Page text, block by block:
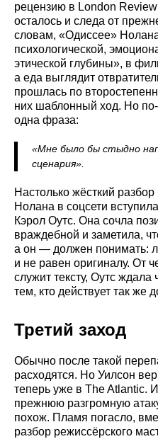
рецензию в London
осталось и следа от
словам, «Одиссее»
психологической,
этической глубины», в
а еда выглядит
прошлась по
них шаблонный ход. Но
одна фраза:
«Мне было бы стыдно
сценария».
Настолько жёсткий
Нолана в соцсети
Кэрол Оутс. Она сочла
враждебной и заметила,
а он — должен понимать:
и не равен оригиналу. От
служит тексту, Оутс
тем, кто действует так же
Третий заход
Обычно после такой
расходятся. Но Уилсон
теперь уже в The Atlantic.
прежнюю разгромную
похож. Пламя погасло,
разбор режиссёрского